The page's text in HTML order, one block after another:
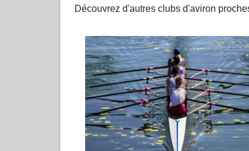
Découvrez d'autres clubs d'aviron